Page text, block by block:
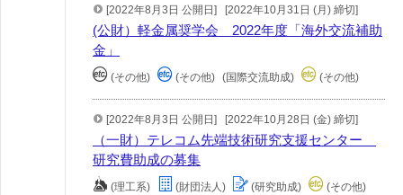
[2022年8月3日 公開日] [2022年10月31日 (月) 締切]
(公財）軽金属奨学会 2022年度「海外交流補助
金」
(その他) (その他) (国際交流助成) (その他)
[2022年8月3日 公開日] [2022年10月28日 (金) 締切]
（一財）テレコム先端技術研究支援センター
研究費助成の募集
(理工系) (財団法人) (研究助成) (その他)